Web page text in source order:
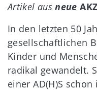
Artikel ausneue
In den letzten 50
gesellschaftlichen
Kinder und
radikal gewandelt.
einer AD(H)S